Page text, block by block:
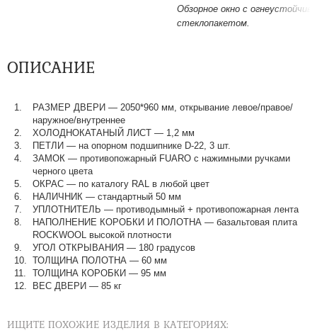
Обзорное окно с
стеклопакетом.
ОПИСАНИЕ
РАЗМЕР ДВЕРИ — 2050*960 мм, открывание левое/правое/
наружное/внутреннее
ХОЛОДНОКАТАНЫЙ ЛИСТ — 1,2 мм
ПЕТЛИ — на опорном подшипнике D-22, 3 шт.
ЗАМОК — противопожарный FUARO с нажимными ручками
черного цвета
ОКРАС — по каталогу RAL в любой цвет​​​​​​​
НАЛИЧНИК — стандартный 50 мм
УПЛОТНИТЕЛЬ — противодымный + противопожарная лента
НАПОЛНЕНИЕ КОРОБКИ И ПОЛОТНА — базальтовая плита
ROCKWOOL высокой плотности
УГОЛ ОТКРЫВАНИЯ — 180 градусов
ТОЛЩИНА ПОЛОТНА — 60 мм
ТОЛЩИНА КОРОБКИ — 95 мм
ВЕС ДВЕРИ — 85 кг
ИЩИТЕ ПОХОЖИЕ ИЗДЕЛИЯ В КАТЕГОРИЯХ: